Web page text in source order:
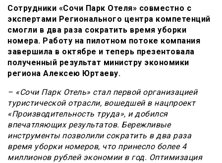
Сотрудники «Сочи Парк Отеля» совместно с
экспертами Регионального центра компетенций
смогли в два раза сократить время уборки
номера. Работу на пилотном потоке компания
завершила в октябре и теперь презентовала
полученный результат министру экономики
региона Алексею Юртаеву.
– «Сочи Парк Отель» стал первой организацией
туристической отрасли, вошедшей в нацпроект
«Производительность труда», и добился
впечатляющих результатов. Бережливые
инструменты позволили сократить в два раза
время уборки номеров, что принесло более 4
миллионов рублей экономии в год. Оптимизация